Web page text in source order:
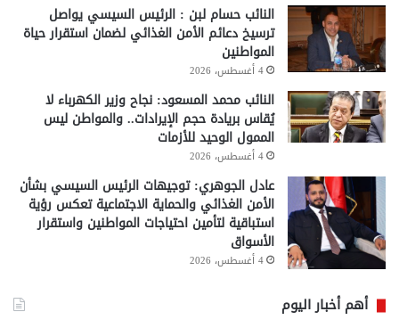
النائب حسام لبن : الرئيس السيسي يواصل
ترسيخ دعائم الأمن الغذائي لضمان استقرار حياة
المواطنين
4 أغسطس، 2026
النائب محمد المسعود: نجاح وزير الكهرباء لا
يُقاس بريادة حجم الإيرادات.. والمواطن ليس
الممول الوحيد للأزمات
4 أغسطس، 2026
عادل الجوهري: توجيهات الرئيس السيسي بشأن
الأمن الغذائي والحماية الاجتماعية تعكس رؤية
استباقية لتأمين احتياجات المواطنين واستقرار
الأسواق
4 أغسطس، 2026
أهم أخبار اليوم